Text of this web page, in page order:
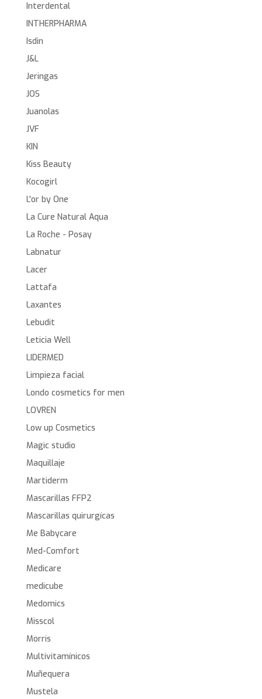
Interdental
INTHERPHARMA
Isdin
J&L
Jeringas
JOS
Juanolas
JVF
KIN
Kiss Beauty
Kocogirl
L'or by One
La Cure Natural Aqua
La Roche - Posay
Labnatur
Lacer
Lattafa
Laxantes
Lebudit
Leticia Well
LIDERMED
Limpieza facial
Londo cosmetics for men
LOVREN
Low up Cosmetics
Magic studio
Maquillaje
Martiderm
Mascarillas FFP2
Mascarillas quirurgícas
Me Babycare
Med-Comfort
Medicare
medicube
Medomics
Misscol
Morris
Multivitamínicos
Muñequera
Mustela